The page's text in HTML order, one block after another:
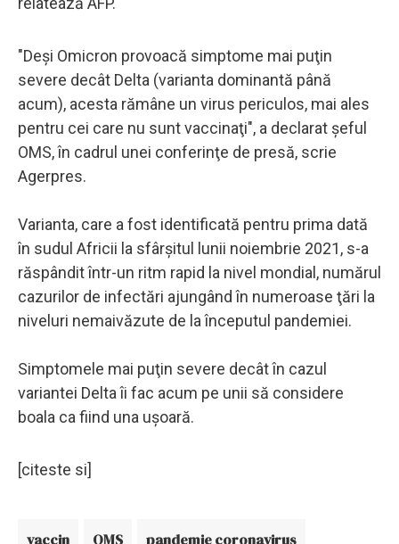
"Deşi Omicron provoacă simptome mai puţin
severe decât Delta (varianta dominantă până
acum), acesta rămâne un virus periculos, mai ales
pentru cei care nu sunt vaccinaţi", a declarat şeful
OMS, în cadrul unei conferinţe de presă, scrie
Agerpres.
Varianta, care a fost identificată pentru prima dată
în sudul Africii la sfârşitul lunii noiembrie 2021, s-a
răspândit într-un ritm rapid la nivel mondial, numărul
cazurilor de infectări ajungând în numeroase ţări la
niveluri nemaivăzute de la începutul pandemiei.
Simptomele mai puţin severe decât în cazul
variantei Delta îi fac acum pe unii să considere
boala ca fiind una uşoară.
[citeste si]
vaccin OMS pandemie coronavirus